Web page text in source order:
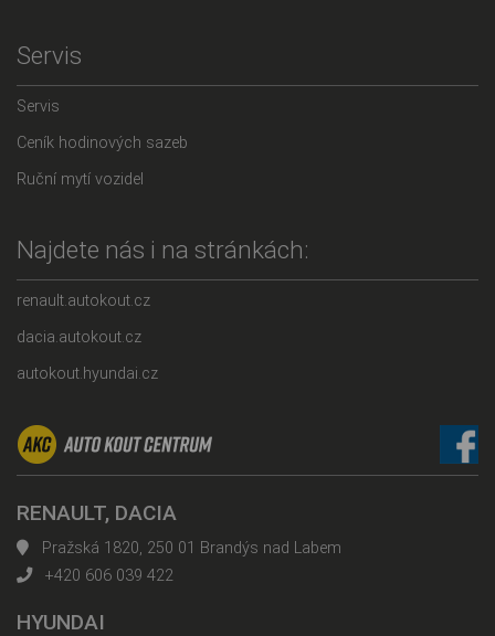
Servis
Servis
Ceník hodinových sazeb
Ruční mytí vozidel
Najdete nás i na stránkách:
renault.autokout.cz
dacia.autokout.cz
autokout.hyundai.cz
RENAULT, DACIA
Pražská 1820, 250 01 Brandýs nad Labem
+420 606 039 422
HYUNDAI